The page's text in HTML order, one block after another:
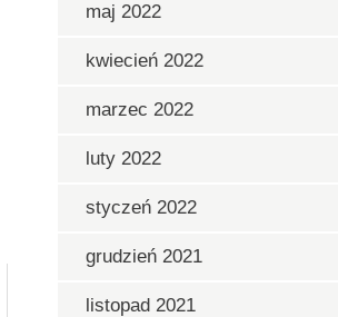
maj 2022
kwiecień 2022
marzec 2022
luty 2022
styczeń 2022
grudzień 2021
listopad 2021